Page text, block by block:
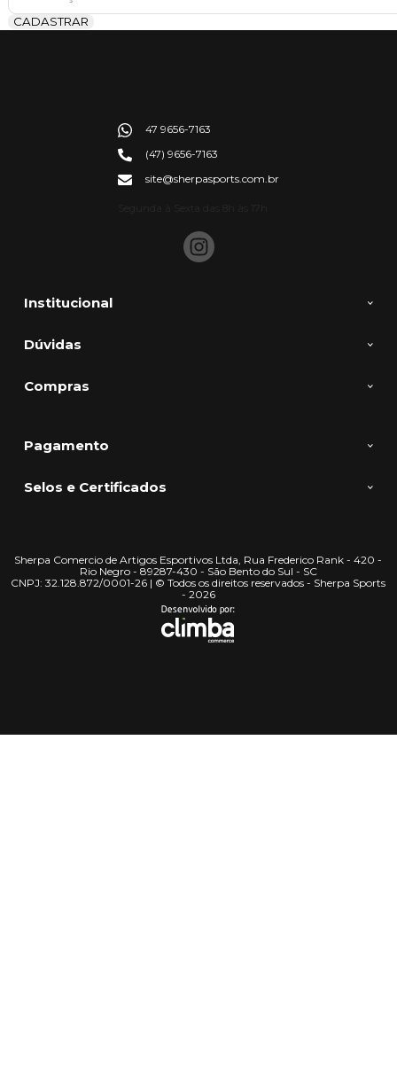
CADASTRAR
Institucional
Dúvidas
Compras
47 9656-7163
(47) 9656-7163
site@sherpasports.com.br
Pagamento
Selos e Certificados
Sherpa Comercio de Artigos Esportivos Ltda, Rua Frederico Rank - 420 -
Rio Negro - 89287-430 - São Bento do Sul - SC
CNPJ: 32.128.872/0001-26 | © Todos os direitos reservados - Sherpa Sports
- 2026